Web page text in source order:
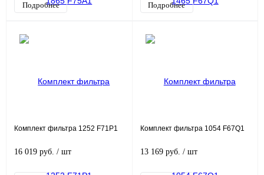
Подробнее Подробнее
Комплект фильтра 1252 F71P1
16 019 руб. / шт
Комплект фильтра 1054 F67Q1
13 169 руб. / шт